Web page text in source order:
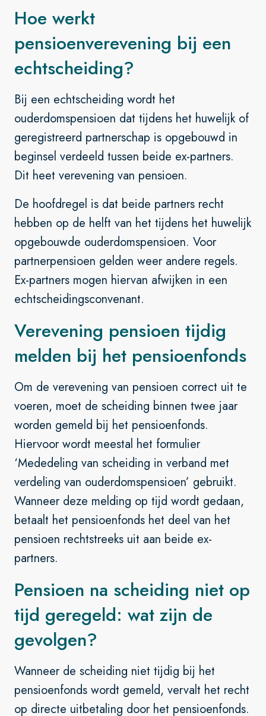
Hoe werkt
pensioenverevening bij een
echtscheiding?
Bij een echtscheiding wordt het
ouderdomspensioen dat tijdens het huwelijk of
geregistreerd partnerschap is opgebouwd in
beginsel verdeeld tussen beide ex-partners.
Dit heet verevening van pensioen.
De hoofdregel is dat beide partners recht
hebben op de helft van het tijdens het huwelijk
opgebouwde ouderdomspensioen. Voor
partnerpensioen gelden weer andere regels.
Ex-partners mogen hiervan afwijken in een
echtscheidingsconvenant.
Verevening pensioen tijdig
melden bij het pensioenfonds
Om de verevening van pensioen correct uit te
voeren, moet de scheiding binnen twee jaar
worden gemeld bij het pensioenfonds.
Hiervoor wordt meestal het formulier
‘Mededeling van scheiding in verband met
verdeling van ouderdomspensioen’ gebruikt.
Wanneer deze melding op tijd wordt gedaan,
betaalt het pensioenfonds het deel van het
pensioen rechtstreeks uit aan beide ex-
partners.
Pensioen na scheiding niet op
tijd geregeld: wat zijn de
gevolgen?
Wanneer de scheiding niet tijdig bij het
pensioenfonds wordt gemeld, vervalt het recht
op directe uitbetaling door het pensioenfonds.